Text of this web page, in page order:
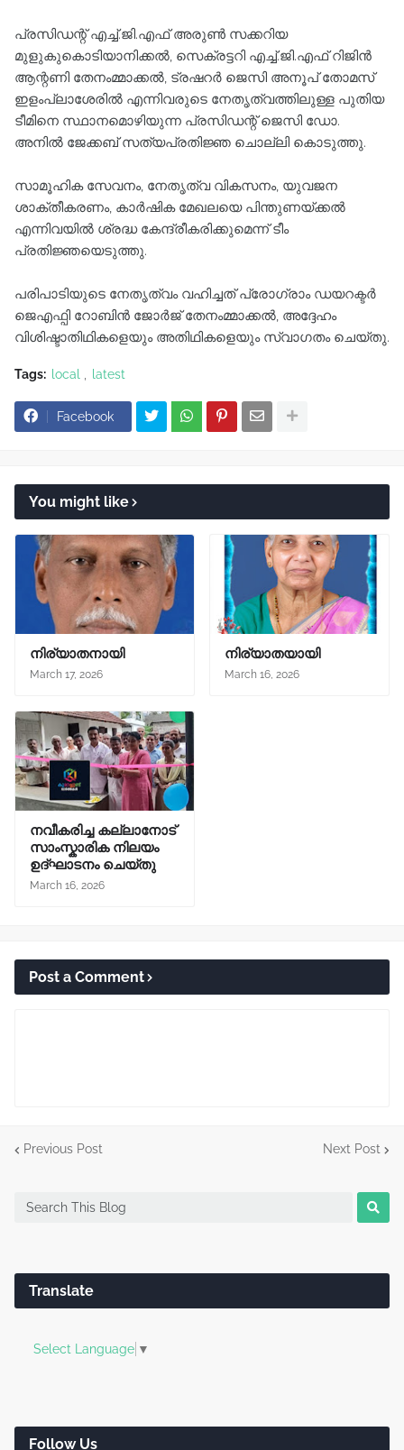
പ്രസിഡന്റ് എച്ച്.ജി.എഫ് അരുൺ സക്കറിയ
മുളുകുകൊടിയാനിക്കൽ, സെക്രട്ടറി എച്ച്.ജി.എഫ് റിജിൻ
ആന്റണി തേനംമ്മാക്കൽ, ട്രഷറർ ജെസി അനൂപ് തോമസ്
ഇളംപ്ലാശേരിൽ എന്നിവരുടെ നേതൃത്വത്തിലുള്ള പുതിയ
ടീമിനെ സ്ഥാനമൊഴിയുന്ന പ്രസിഡന്റ് ജെസി ഡോ.
അനിൽ ജേക്കബ് സത്യപ്രതിജ്ഞ ചൊല്ലി കൊടുത്തു.
സാമൂഹിക സേവനം, നേതൃത്വ വികസനം, യുവജന
ശാക്തീകരണം, കാർഷിക മേഖലയെ പിന്തുണയ്ക്കൽ
എന്നിവയിൽ ശ്രദ്ധ കേന്ദ്രീകരിക്കുമെന്ന് ടീം
പ്രതിജ്ഞയെടുത്തു.
പരിപാടിയുടെ നേതൃത്വം വഹിച്ചത് പ്രോഗ്രാം ഡയറക്ടർ
ജെഎഫ്പി റോബിൻ ജോർജ് തേനംമ്മാക്കൽ, അദ്ദേഹം
വിശിഷ്ടാതിഥികളെയും അതിഥികളെയും സ്വാഗതം ചെയ്തു.
Tags: local latest
Facebook
You might like
നിര്യാതനായി
March 17, 2026
നിര്യാതയായി
March 16, 2026
നവീകരിച്ച കല്ലാനോട്‌
സാംസ്കാരിക നിലയം
ഉദ്ഘാടനം ചെയ്തു
March 16, 2026
Post a Comment
Previous Post Next Post
Translate
Select Language ▼
Follow Us